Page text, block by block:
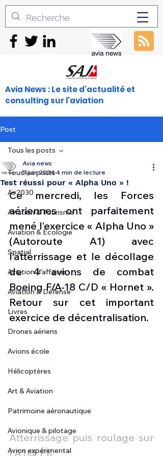
Avia News : Le site d'actualité et
consulting sur l'aviation
Post
Tous les posts
Air2030
Aviation & Tourisme
Aviation & Ecologie
Spatial
Aviation d'affaires
Aviation & Défense
Livres
Drones aériens
Avions école
Hélicoptères
Art & Aviation
Patrimoine aéronautique
Avionique & pilotage
Avion expérimental
Tous les posts
Test réussi pour « Alpha Uno » !
Avia news
5 juin 2024 4 min de lecture
Ce mercredi, les Forces
aériennes ont parfaitement
mené l’exercice « Alpha Uno »
(Autoroute A1) avec
l’atterrissage et le décollage
de 4 avions de combat
Boeing F/A-18 C/D « Hornet ».
Retour sur cet important
exercice de décentralisation.
Atterrissage puis roulage sur
l'A1@ PK